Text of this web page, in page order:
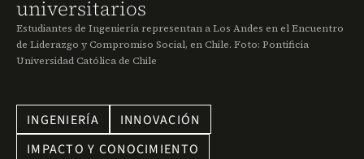
universitarios
Estudiantes de Ingeniería representan a Los Andes en el Encuentro
de Liderazgo y Compromiso Social, en Chile. Foto: Pontificia
Universidad Católica de Chile
INGENIERÍA
INNOVACIÓN
IMPACTO Y CONOCIMIENTO